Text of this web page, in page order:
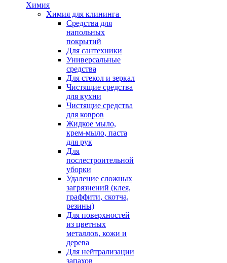
Химия
Химия для клининга
Средства для
напольных
покрытий
Для сантехники
Универсальные
средства
Для стекол и зеркал
Чистящие средства
для кухни
Чистящие средства
для ковров
Жидкое мыло,
крем-мыло, паста
для рук
Для
послестроительной
уборки
Удаление сложных
загрязнений (клея,
граффити, скотча,
резины)
Для поверхностей
из цветных
металлов, кожи и
дерева
Для нейтрализации
запахов